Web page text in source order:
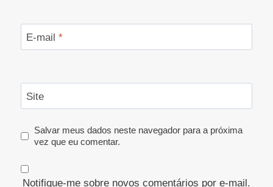
E-mail *
Site
Salvar meus dados neste navegador para a próxima
vez que eu comentar.
Notifique-me sobre novos comentários por e-mail.